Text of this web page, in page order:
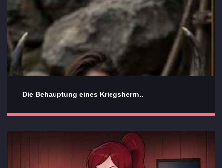
Die Behauptung eines Kriegsherrn..